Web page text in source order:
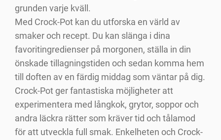
grunden varje kväll.
Med Crock-Pot kan du utforska en värld av
smaker och recept. Du kan slänga i dina
favoritingredienser på morgonen, ställa in din
önskade tillagningstiden och sedan komma hem
till doften av en färdig middag som väntar på dig.
Crock-Pot ger fantastiska möjligheter att
experimentera med långkok, grytor, soppor och
andra läckra rätter som kräver tid och tålamod
för att utveckla full smak. Enkelheten och Crock-